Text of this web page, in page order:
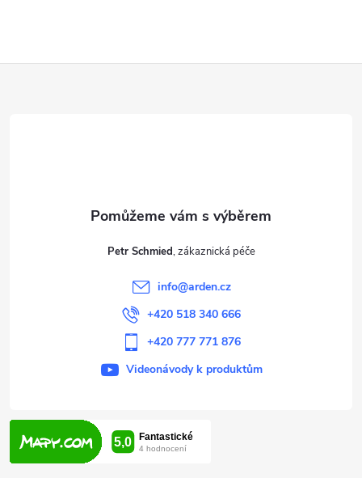
Petr Schmied
info@arden.cz
+420 518 340 666
+420 777 771 876
Videonávody k produktům